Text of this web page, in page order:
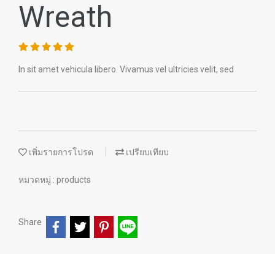
Wreath
In sit amet vehicula libero. Vivamus vel ultricies velit, sed
เพิ่มรายการโปรด เปรียบเทียบ
หมวดหมู่ : products
Share